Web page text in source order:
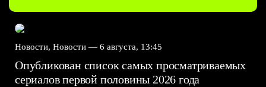
Новости, Новости — 6 августа, 13:45
Опубликован список самых просматриваемых
сериалов первой половины 2026 года